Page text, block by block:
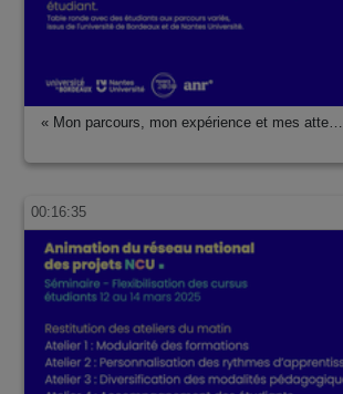
« Mon parcours, mon expérience et mes atte…
00:16:35